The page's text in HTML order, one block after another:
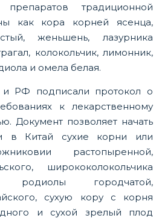
традиционной
как кора корней ясенца,
женьшень, лазурника
колокольчик, лимонник,
и омела белая.
РФ подписали протокол о
к лекарственному
Документ позволяет начать
в Китай сухие корни или
растопыренной,
ширококолокольчика
родиолы городчатой,
сухую кору с корня
и сухой зрелый плод